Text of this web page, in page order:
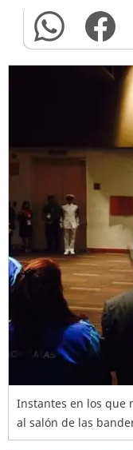
Instantes en los que
al salón de las